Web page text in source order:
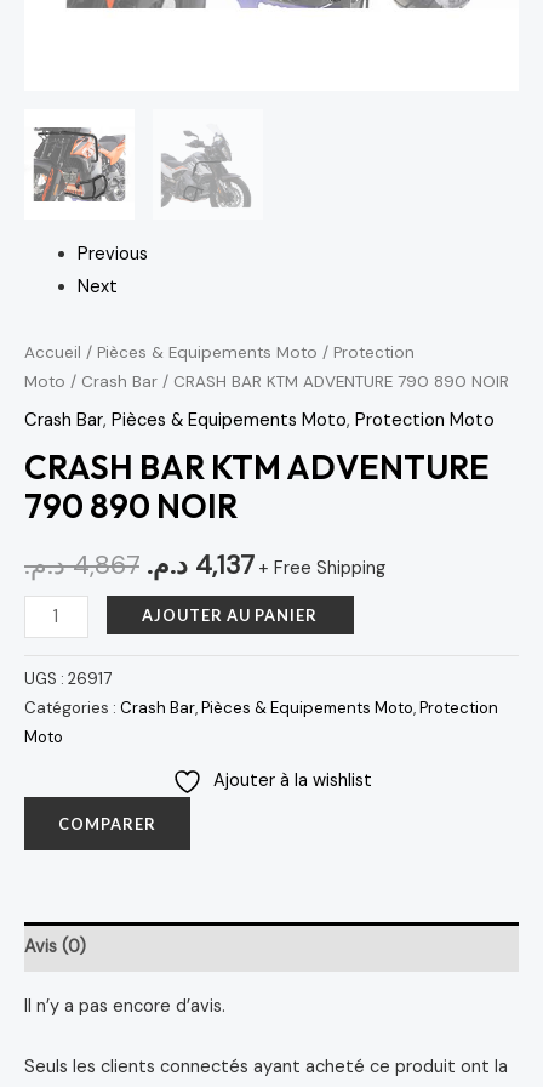
Previous
Next
Accueil / Pièces & Equipements Moto / Protection
Moto / Crash Bar / CRASH BAR KTM ADVENTURE 790 890 NOIR
Crash Bar, Pièces & Equipements Moto, Protection Moto
CRASH BAR KTM ADVENTURE
790 890 NOIR
4,867 د.م. 4,137 د.م. + Free Shipping
AJOUTER AU PANIER
UGS : 26917
Catégories : Crash Bar,Pièces & Equipements Moto,Protection
Moto
Ajouter à la wishlist
COMPARER
Avis (0)
Il n’y a pas encore d’avis.
Seuls les clients connectés ayant acheté ce produit ont la